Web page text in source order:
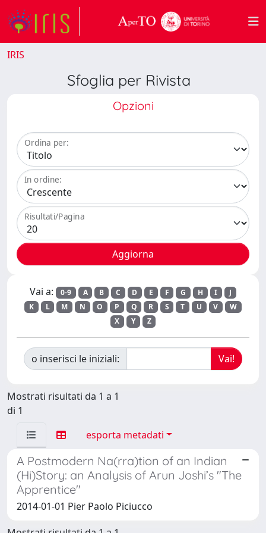
IRIS
Sfoglia per Rivista
Opzioni
Ordina per:
In ordine:
Risultati/Pagina
Vai a: 0-9 A B C D E F G H I
J
K
L M N O P Q R S T U V
W
X
Y Z
o inserisci le iniziali:
Mostrati risultati da 1 a 1
di 1
esporta metadati
A Postmodern Na(rra)tion of an Indian
(Hi)Story: an Analysis of Arun Joshi’s "The
Apprentice"
2014-01-01 Pier Paolo Piciucco